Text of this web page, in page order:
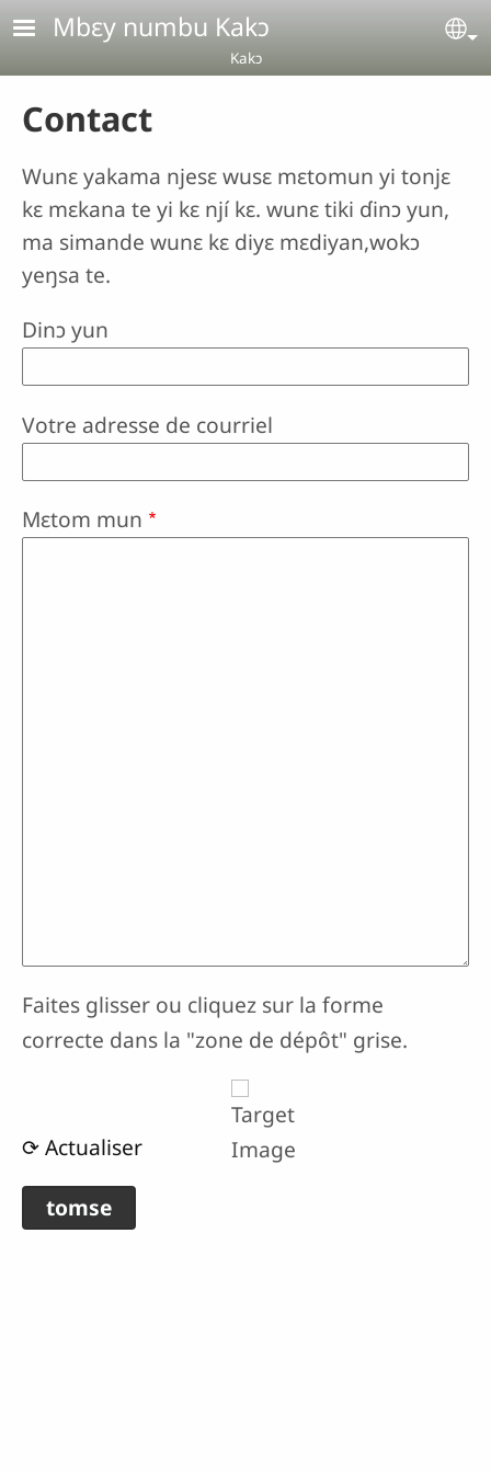
Aller au contenu principal
Mbɛy numbu Kakɔ
Kakɔ
Contact
Wunɛ yakama njesɛ wusɛ mɛtomun yi tonjɛ
kɛ mɛkana te yi kɛ njí kɛ. wunɛ tiki ɗinɔ yun,
ma simande wunɛ kɛ diyɛ mɛdiyan,wokɔ
yeŋsa te.
Dinɔ yun
Votre adresse de courriel
Mɛtom mun
Faites glisser ou cliquez sur la forme
correcte dans la "zone de dépôt" grise.
⟳ Actualiser